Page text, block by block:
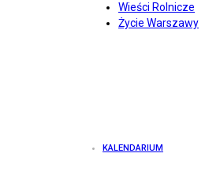
Wieści Rolnicze
Życie Warszawy
KALENDARIUM